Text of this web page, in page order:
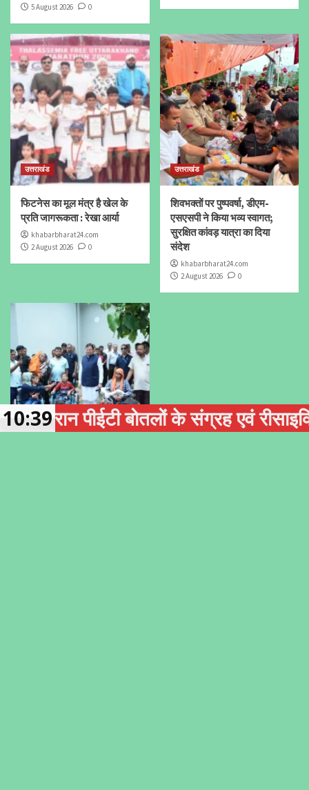
5 August 2026
0
उत्तराखंड
फिटनेस का मूल मंत्र है खेल के
प्रति जागरूकता : रेखा आर्या
khabarbharat24.com
2 August 2026
0
उत्तराखंड
शिवभक्तों पर पुष्पवर्षा, डीएम-
एसएसपी ने किया भव्य स्वागत;
सुरक्षित कांवड़ यात्रा का दिया
संदेश
khabarbharat24.com
2 August 2026
0
बोतलों के संग्रह एवं रीसाइक्लिंग को
10:39